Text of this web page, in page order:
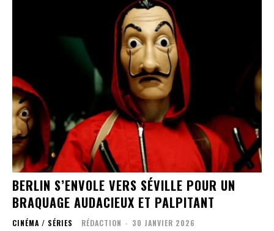
BERLIN S’ENVOLE VERS SÉVILLE POUR UN
BRAQUAGE AUDACIEUX ET PALPITANT
CINÉMA / SÉRIES RÉDACTION - 30 JANVIER 2026